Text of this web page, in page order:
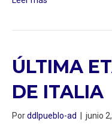
ÚLTIMA
DE ITALIA
Porddlpueblo-ad | junio